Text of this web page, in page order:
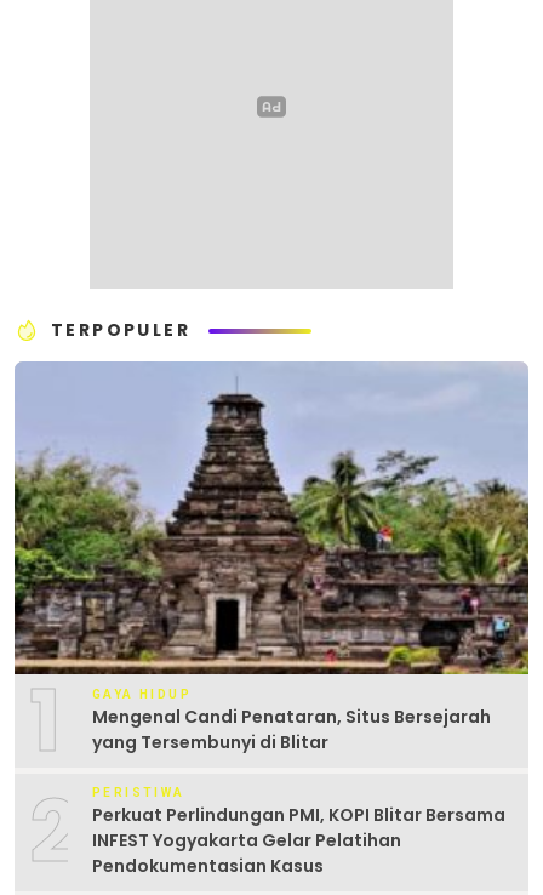
TERPOPULER
1 GAYA HIDUP
Mengenal Candi Penataran, Situs Bersejarah
yang Tersembunyi di Blitar
2 PERISTIWA
Perkuat Perlindungan PMI, KOPI Blitar Bersama
INFEST Yogyakarta Gelar Pelatihan
Pendokumentasian Kasus